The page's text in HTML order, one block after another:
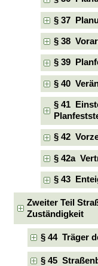
§ 37
§ 38
§ 39
§ 40
§ 41
§ 42
§ 42a
§ 43
Zweiter Teil
Zuständigkeit
§ 44 Träger
§ 45